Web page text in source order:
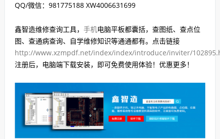
QQ/微信：981775188 XW4006631699
鑫智造维修查询工具， 手机电脑平板都囊括，查图纸、查点位
图、查通病查询、自学维修知识等通通都有。点击链接
http://www.xzmpdf.net/index/index/introduce/inviter/
注册后，电脑端下载安装，即可免费使用体验！优惠更多！